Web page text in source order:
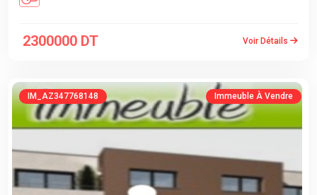
2300000 DT Voir Détails
IM_AZ347768148 Immeuble À Vendre